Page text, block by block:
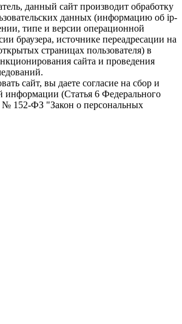
данный сайт производит обработку
данных (информацию об ip-
типе и версии операционной
браузера, источнике переадресации на
страницах пользователя) в
сайта и проведения
сайт, вы даете согласие на сбор и
информации (Статья 6 Федерального
№ 152-ФЗ "Закон о персональных